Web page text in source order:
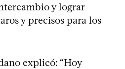
y lograr
y precisos para los
explicó: “Hoy